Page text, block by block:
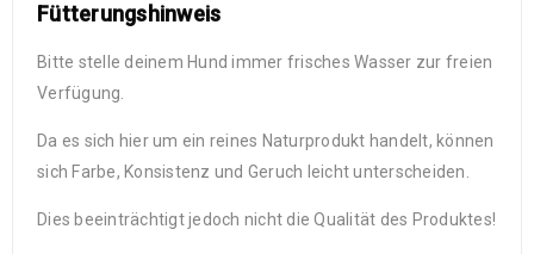
Fütterungshinweis
Bitte stelle deinem Hund immer frisches Wasser zur freien
Verfügung.
Da es sich hier um ein reines Naturprodukt handelt, können
sich Farbe, Konsistenz und Geruch leicht unterscheiden.
Dies beeinträchtigt jedoch nicht die Qualität des Produktes!